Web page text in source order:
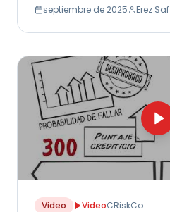
septiembre de 2025 Erez Saf
Video VideoCRiskCo